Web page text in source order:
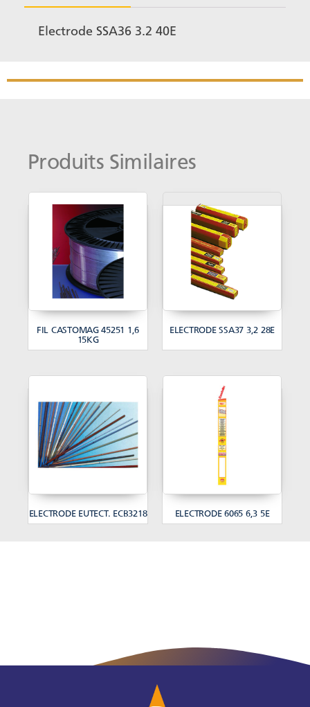
Electrode SSA36 3.2 40E
Produits Similaires
FIL CASTOMAG 45251 1,6
15KG
ELECTRODE SSA37 3,2 28E
ELECTRODE EUTECT. ECB3218 ELECTRODE 6065 6,3 5E